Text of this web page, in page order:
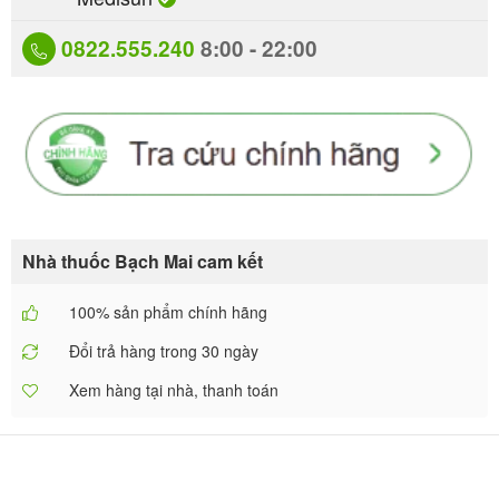
0822.555.240 8:00 - 22:00
Nhà thuốc Bạch Mai cam kết
100% sản phẩm chính hãng
Đổi trả hàng trong 30 ngày
Xem hàng tại nhà, thanh toán